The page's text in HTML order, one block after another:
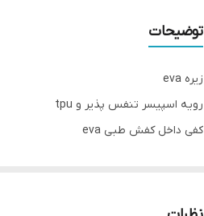
توضیحات
زیره eva
رویه اسپیسر تنفس پذیر و tpu
کفی داخل کفش طبی eva
قالب کاملا استاندارد